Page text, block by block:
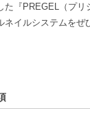
『PREGEL（プリ
イルシステムをぜ